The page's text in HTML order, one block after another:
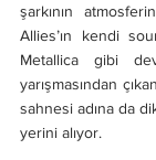
şarkının
Allies’ın kendi
Metallica gibi
yarışmasından
sahnesi adına da
yerini alıyor.